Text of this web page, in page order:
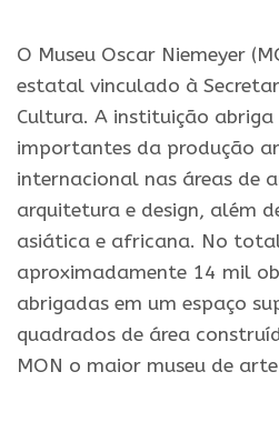
O Museu Oscar Niemeyer
estatal vinculado à
Cultura. A instituição abriga
importantes da produção
internacional nas áreas de
arquitetura e design, além
asiática e africana. No
aproximadamente 14 mil
abrigadas em um espaço
quadrados de área
MON o maior museu de